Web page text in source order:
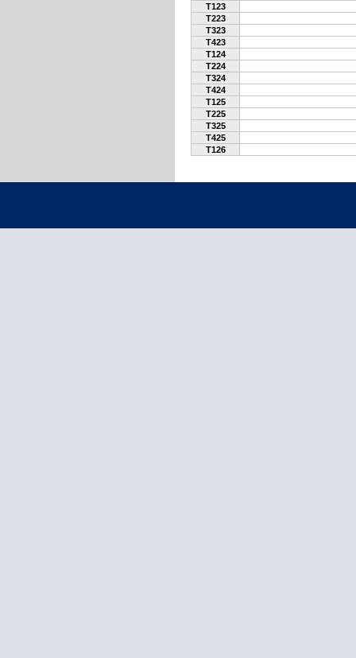
T123
T223
T323
T423
T124
T224
T324
T424
T125
T225
T325
T425
T126